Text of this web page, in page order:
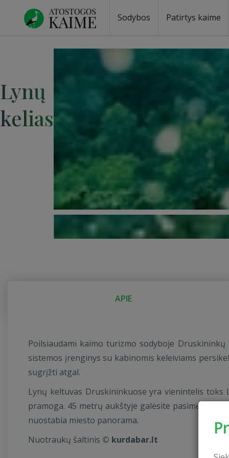
Sodybos Patirtys kaime
Lynų
kelias
APIE
Poilsiaudami kaimo turizmo sodyboje
sistemos įrenginys su kabinomis keleiviams
sugrįžti atgal.
Lynų keltuvas Druskininkuose yra vienintelis
pramoga. 45 metrų aukštyje galėsite
nuostabia miesto panorama.
Nuotraukų šaltinis © kurdabar.lt